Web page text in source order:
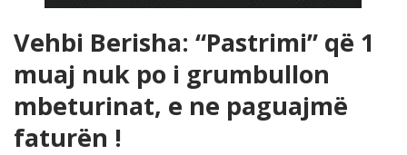
Vehbi Berisha: “Pastrimi” që 1
muaj nuk po i grumbullon
mbeturinat, e ne paguajmë
faturën !